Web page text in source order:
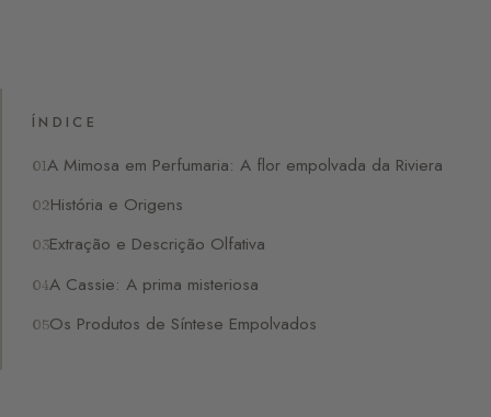
ÍNDICE
A Mimosa em Perfumaria: A flor empolvada da Riviera
História e Origens
Extração e Descrição Olfativa
A Cassie: A prima misteriosa
Os Produtos de Síntese Empolvados